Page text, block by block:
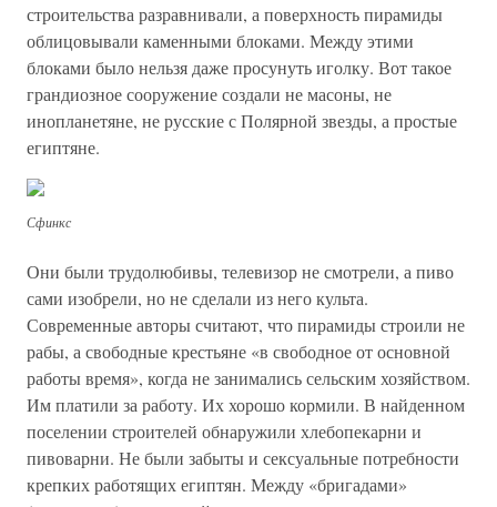
строительства разравнивали, а поверхность пирамиды
облицовывали каменными блоками. Между этими
блоками было нельзя даже просунуть иголку. Вот такое
грандиозное сооружение создали не масоны, не
инопланетяне, не русские с Полярной звезды, а простые
египтяне.
Сфинкс
Они были трудолюбивы, телевизор не смотрели, а пиво
сами изобрели, но не сделали из него культа.
Современные авторы считают, что пирамиды строили не
рабы, а свободные крестьяне «в свободное от основной
работы время», когда не занимались сельским хозяйством.
Им платили за работу. Их хорошо кормили. В найденном
поселении строителей обнаружили хлебопекарни и
пивоварни. Не были забыты и сексуальные потребности
крепких работящих египтян. Между «бригадами»